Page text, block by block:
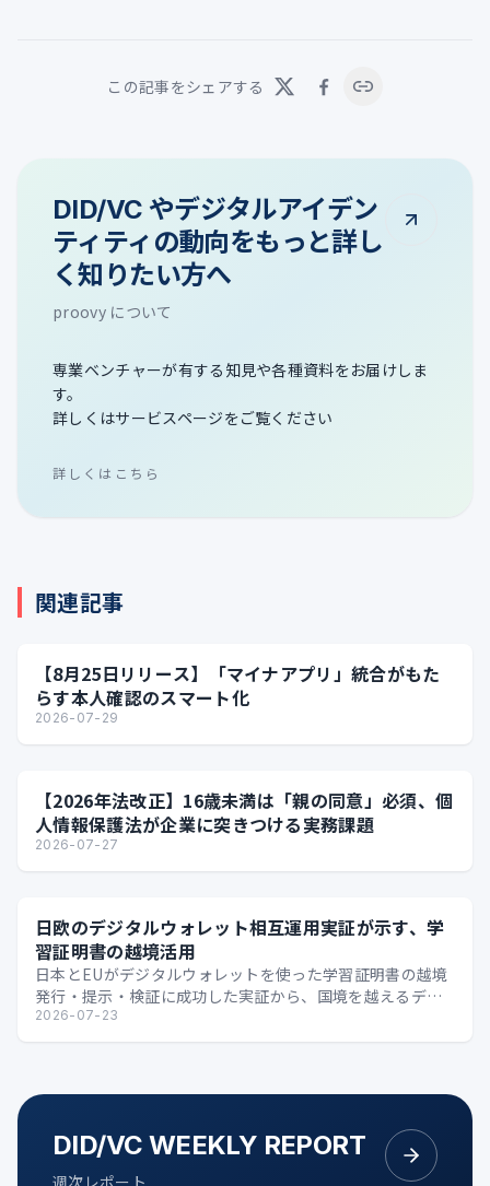
この記事をシェアする
DID/VC やデジタルアイデン
ティティの動向をもっと詳し
く知りたい方へ
proovy について
専業ベンチャーが有する知見や各種資料をお届けしま
す。
詳しくはサービスページをご覧ください
詳しくはこちら
関連記事
【8月25日リリース】「マイナアプリ」統合がもた
らす本人確認のスマート化
2026-07-29
【2026年法改正】16歳未満は「親の同意」必須、個
人情報保護法が企業に突きつける実務課題
2026-07-27
日欧のデジタルウォレット相互運用実証が示す、学
習証明書の越境活用
日本とEUがデジタルウォレットを使った学習証明書の越境
発行・提示・検証に成功した実証から、国境を越えるデジ
タル証明の可能性を整理します。
2026-07-23
DID/VC WEEKLY REPORT
週次レポート